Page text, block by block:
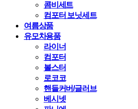
콤비세트
컴포터 보닛세트
여름상품
유모차용품
라이너
컴포터
볼스터
로코코
핸들커버/글러브
베시넷